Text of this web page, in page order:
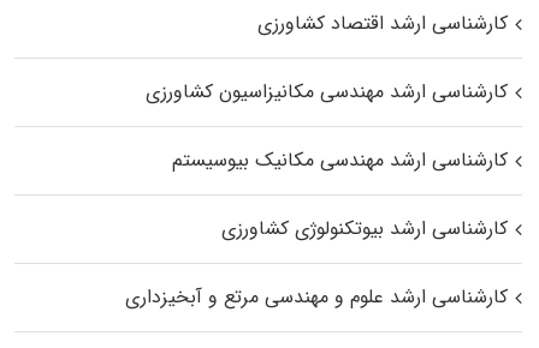
کارشناسی ارشد اقتصاد کشاورزی
کارشناسی ارشد مهندسی مکانیزاسیون کشاورزی
کارشناسی ارشد مهندسی مکانیک بیوسیستم
کارشناسی ارشد بیوتکنولوژی کشاورزی
کارشناسی ارشد علوم و مهندسی مرتع و آبخیزداری